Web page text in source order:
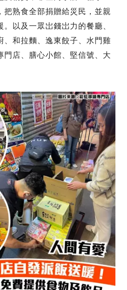
把熟食全部捐贈給災民，並親
以及一眾岀錢岀力的餐廳、
、和拉麵、逸東餃子、水門雞
門店、膳心小館、堅信號、大